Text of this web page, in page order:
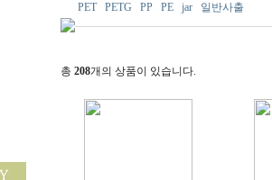
PET PETG PP PE jar 일반사출
총 208개의 상품이 있습니다.